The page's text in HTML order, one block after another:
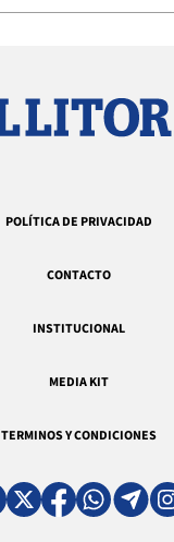
POLÍTICA DE PRIVACIDAD
CONTACTO
INSTITUCIONAL
MEDIA KIT
TERMINOS Y CONDICIONES